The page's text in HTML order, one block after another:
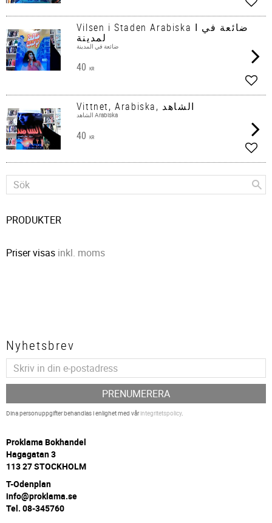
Vilsen i Staden Arabiska ضائعة في ا
لمدينة
ضائعة في المدينة
40 KR
Vittnet, Arabiska, الشاهد
​الشاهد Arabiska ​
40 KR
PRODUKTER
Priser visas inkl. moms
Nyhetsbrev
PRENUMERERA
Dina personuppgifter behandlas i enlighet med vårintegritetspolicy.
Proklama Bokhandel
Hagagatan 3
113 27 STOCKHOLM
T-Odenplan
info@proklama.se
Tel. 08-345760